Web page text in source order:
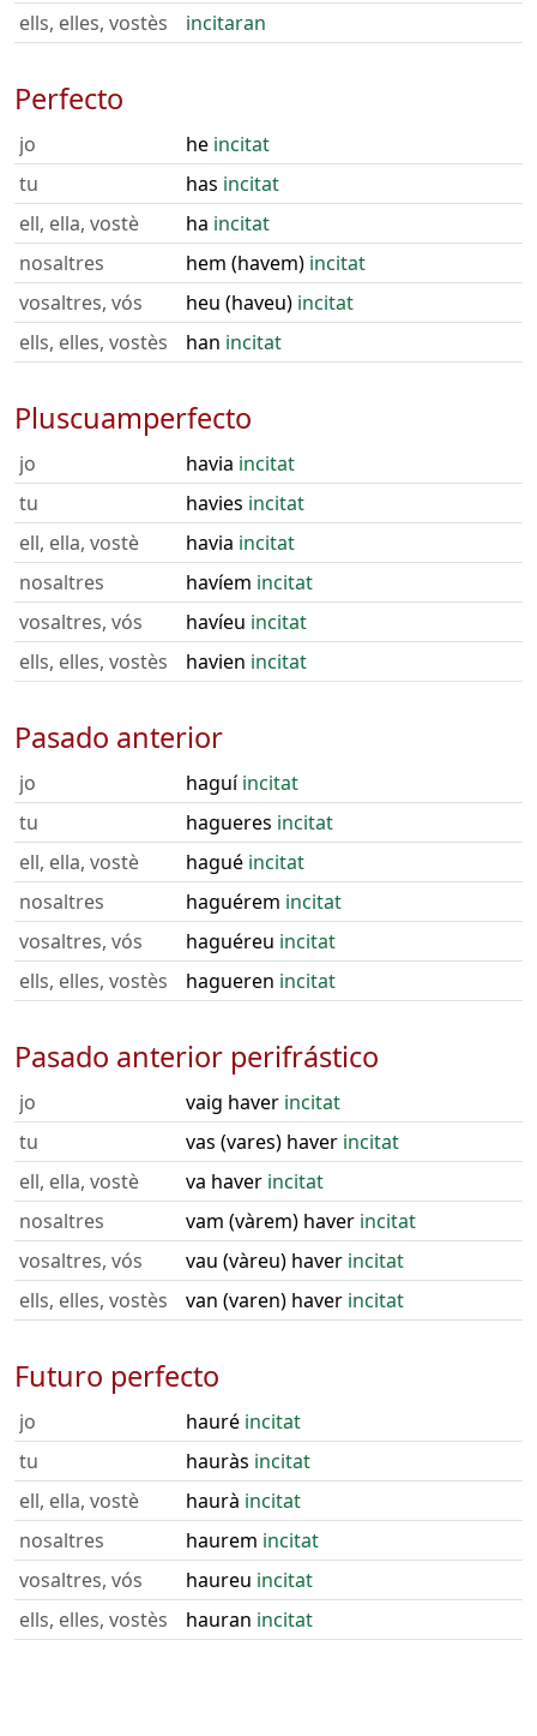
ells, elles, vostès incitaran
Perfecto
jo he incitat
tu
has incitat
ell, ella, vostè
ha incitat
nosaltres
hem (havem) incitat
vosaltres, vós
heu (haveu) incitat
ells, elles, vostès
han incitat
Pluscuamperfecto
jo havia incitat
tu
havies incitat
ell, ella, vostè
havia incitat
nosaltres
havíem incitat
vosaltres, vós
havíeu incitat
ells, elles, vostès
havien incitat
Pasado anterior
jo haguíincitat
tu
hagueres incitat
ell, ella, vostè
hagué incitat
nosaltres
haguérem incitat
vosaltres, vós
haguéreu incitat
ells, elles, vostès
hagueren incitat
Pasado anterior perifrástico
jo vaig haver incitat
tu
vas (vares) haver incitat
ell, ella, vostè
va haver incitat
nosaltres
vam (vàrem) haver incitat
vosaltres, vós
vau (vàreu) haver incitat
ells, elles, vostès
van (varen) haver incitat
Futuro perfecto
jo hauré incitat
tu
hauràs incitat
ell, ella, vostè
haurà incitat
nosaltres
haurem incitat
vosaltres, vós
haureu incitat
ells, elles, vostès
hauran incitat